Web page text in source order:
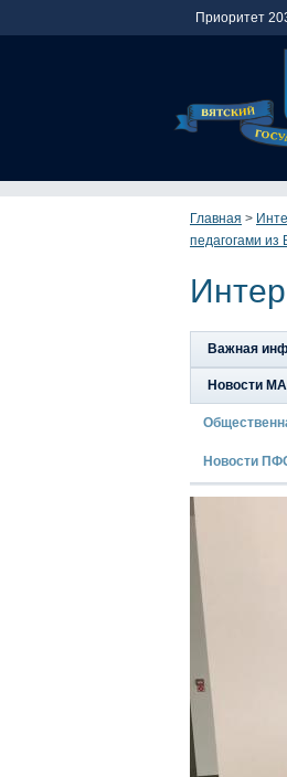
Приоритет
Главная >
педагогами из
Важная
Новости
Новости